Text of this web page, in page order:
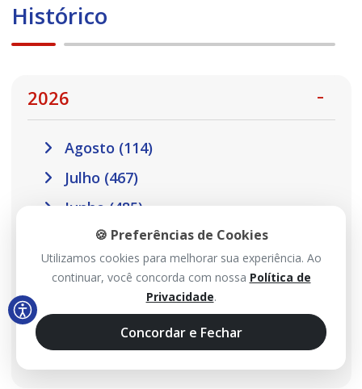
Histórico
2026
Agosto (114)
Julho (467)
Junho (485)
Maio (517)
Abril (457)
Março (410)
Fevereiro (301)
Janeiro (302)
🍪 Preferências de Cookies
Utilizamos cookies para melhorar sua experiência. Ao
continuar, você concorda com nossa Política de
Privacidade.
Concordar e Fechar